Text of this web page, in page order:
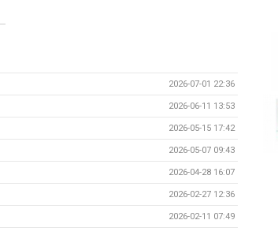
2026-07-01 22:36
2026-06-11 13:53
2026-05-15 17:42
2026-05-07 09:43
2026-04-28 16:07
2026-02-27 12:36
2026-02-11 07:49